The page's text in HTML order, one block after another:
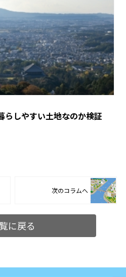
らしやすい土地なのか検証
次のコラムへ
に戻る